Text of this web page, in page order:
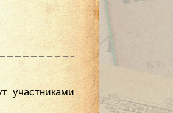
участниками